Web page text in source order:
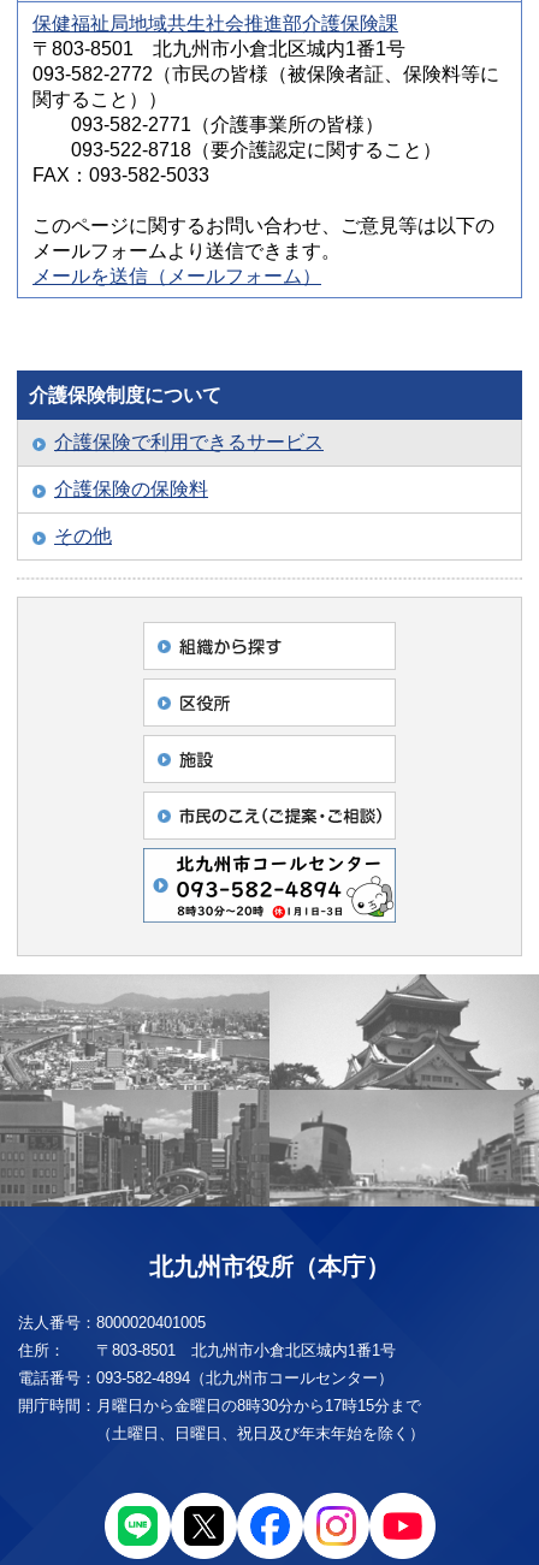
保健福祉局地域共生社会推進部介護保険課
〒803-8501 北九州市小倉北区城内1番1号
093-582-2772（市民の皆様（被保険者証、保険料等に
関すること））
093-582-2771（介護事業所の皆様）
093-522-8718（要介護認定に関すること）
FAX：093-582-5033
このページに関するお問い合わせ、ご意見等は以下の
メールフォームより送信できます。
メールを送信（メールフォーム）
介護保険制度について
介護保険で利用できるサービス
介護保険の保険料
その他
北九州市役所（本庁）
法人番号： 8000020401005
住所：
〒803-8501 北九州市小倉北区城内1番1号
電話番号： 093-582-4894（北九州市コールセンター）
開庁時間： 月曜日から金曜日の8時30分から17時15分まで
（土曜日、日曜日、祝日及び年末年始を除く）